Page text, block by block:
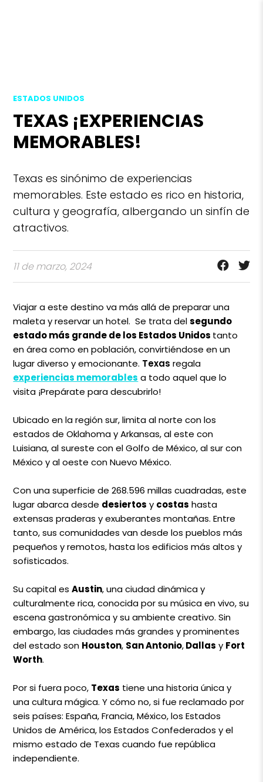
ESTADOS UNIDOS
TEXAS ¡EXPERIENCIAS
MEMORABLES!
Texas es sinónimo de experiencias
memorables. Este estado es rico en historia,
cultura y geografía, albergando un sinfín de
atractivos.
11 de marzo, 2024
Viajar a este destino va más allá de preparar una
maleta y reservar un hotel. Se trata delsegundo
estado más grande de los Estados Unidos tanto
en área como en población, convirtiéndose en un
lugar diverso y emocionante. Texas regala
experiencias memorables a todo aquel que lo
visita ¡Prepárate para descubrirlo!
Ubicado en la región sur, limita al norte con los
estados de Oklahoma y Arkansas, al este con
Luisiana, al sureste con el Golfo de México, al sur con
México y al oeste con Nuevo México.
Con una superficie de 268.596 millas cuadradas, este
lugar abarca desde desiertos y costas hasta
extensas praderas y exuberantes montañas. Entre
tanto, sus comunidades van desde los pueblos más
pequeños y remotos, hasta los edificios más altos y
sofisticados.
Su capital esAustin, una ciudad dinámica y
culturalmente rica, conocida por su música en vivo, su
escena gastronómica y su ambiente creativo. Sin
embargo, las ciudades más grandes y prominentes
del estado son Houston, San Antonio,Dallas y Fort
Worth.
Por si fuera poco, Texas tiene una historia única y
una cultura mágica. Y cómo no, si fue reclamado por
seis países: España, Francia, México, los Estados
Unidos de América, los Estados Confederados y el
mismo estado de Texas cuando fue república
independiente.